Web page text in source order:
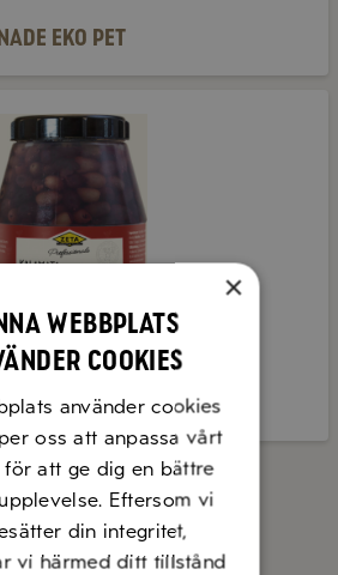
EKO PET
PET
OSS
×
webbplats
cookies
använder cookies
oss att anpassa vårt
för att ge dig en bättre
Eftersom vi
din integritet,
vi härmed ditt tillstånd